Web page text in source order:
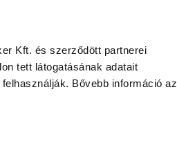
Kft. és szerződött partnerei
tett látogatásának adatait
Bővebb információ az